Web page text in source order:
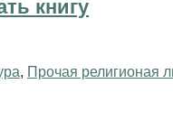
книгу
Прочая религионая